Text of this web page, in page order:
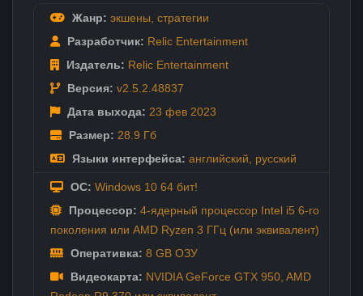
Жанр: экшены стратегии
Разработчик: Relic Entertainment
Издатель: Relic Entertainment
Версия: v2.5.2.48837
Дата выхода: 23 фев 2023
Размер: 28.9 Гб
Языки интерфейса: английский русский
ОС: Windows 10 64 бит!
Процессор: 4-ядерный процессор Intel i5 6-го
поколения или AMD Ryzen 3 ГГц (или эквивалент)
Оперативка: 8 GB ОЗУ
Видеокарта: NVIDIA GeForce GTX 950, AMD